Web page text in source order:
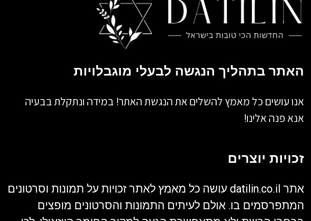
האתר בתהליך הנגשה לבעלי מוגבלויות
אנו עושים כל מאמץ להשלים את הנגשת האתר! במידה ונתקלת בבעיה
אנא פנה אלינו!
זכויות יוצרים
אתר datilin.co.il עושה כל מאמץ לאתר זכויות על תמונות וסרטונים
המתפרסמים בו. אולם לעיתים התמונות והסרטונים מופצים